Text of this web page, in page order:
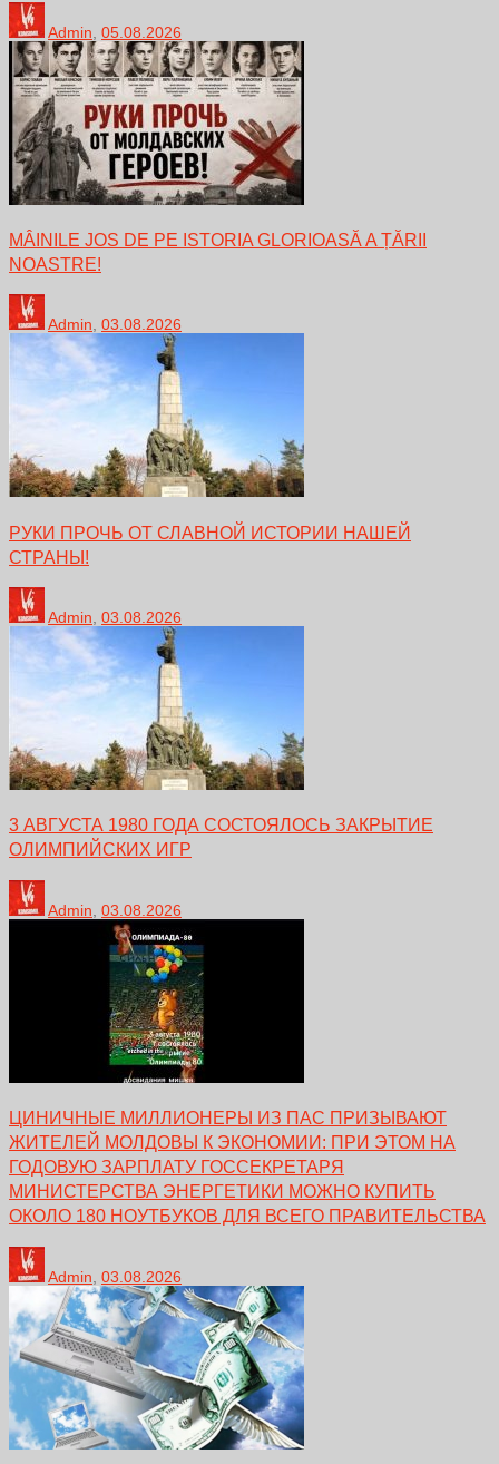
Admin 05.08.2026
MÂINILE JOS DE PE ISTORIA GLORIOASĂ A ȚĂRII
NOASTRE!
Admin, 03.08.2026
РУКИ ПРОЧЬ ОТ СЛАВНОЙ ИСТОРИИ НАШЕЙ
СТРАНЫ!
Admin 03.08.2026
3 АВГУСТА 1980 ГОДА СОСТОЯЛОСЬ ЗАКРЫТИЕ
ОЛИМПИЙСКИХ ИГР
Admin 03.08.2026
ЦИНИЧНЫЕ МИЛЛИОНЕРЫ ИЗ ПАС ПРИЗЫВАЮТ
ЖИТЕЛЕЙ МОЛДОВЫ К ЭКОНОМИИ: ПРИ ЭТОМ НА
ГОДОВУЮ ЗАРПЛАТУ ГОССЕКРЕТАРЯ
МИНИСТЕРСТВА ЭНЕРГЕТИКИ МОЖНО КУПИТЬ
ОКОЛО 180 НОУТБУКОВ ДЛЯ ВСЕГО ПРАВИТЕЛЬСТВА
Admin 03.08.2026